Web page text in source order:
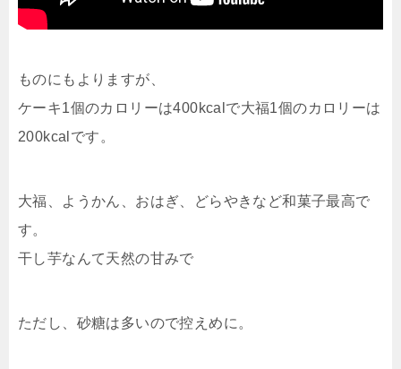
ものにもよりますが、
ケーキ1個のカロリーは400kcalで大福1個のカロリーは
200kcalです。
大福、ようかん、おはぎ、どらやきなど和菓子最高で
す。
干し芋なんて天然の甘みで
ただし、砂糖は多いので控えめに。